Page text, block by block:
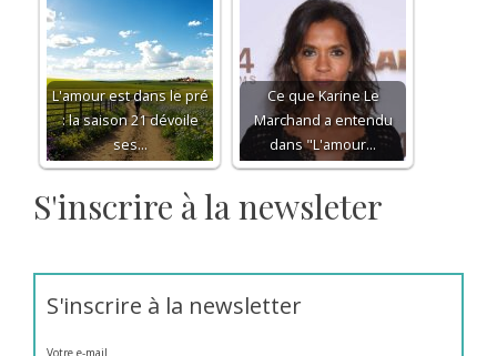
L'amour est dans le pré
: la saison 21 dévoile
ses…
Ce que Karine Le
Marchand a entendu
dans "L'amour…
S'inscrire à la newsleter
S'inscrire à la newsletter
Votre e-mail